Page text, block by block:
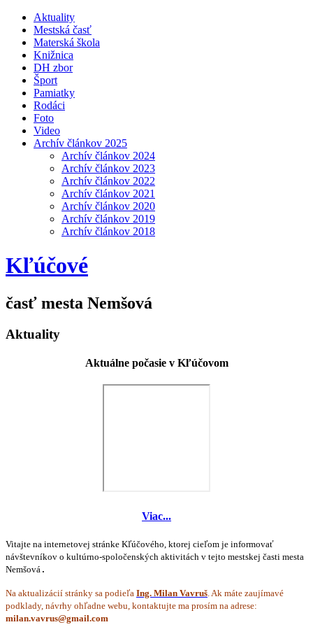
Aktuality
Mestská časť
Materská škola
Knižnica
DH zbor
Šport
Pamiatky
Rodáci
Foto
Video
Archív článkov 2025
Archív článkov 2024
Archív článkov 2023
Archív článkov 2022
Archív článkov 2021
Archív článkov 2020
Archív článkov 2019
Archív článkov 2018
Kľúčové
časť mesta Nemšová
Aktuality
Aktuálne počasie v Kľúčovom
Viac...
Vitajte na internetovej stránke Kľúčového, ktorej cieľom je informovať
návštevníkov o kultúrno-spoločenských aktivitách v tejto mestskej časti mesta
Nemšová .
Na aktualizácií stránky sa podieľa Ing. Milan Vavruš . Ak máte zaujímavé
podklady, návrhy ohľadne webu, kontaktujte ma prosím na adrese: